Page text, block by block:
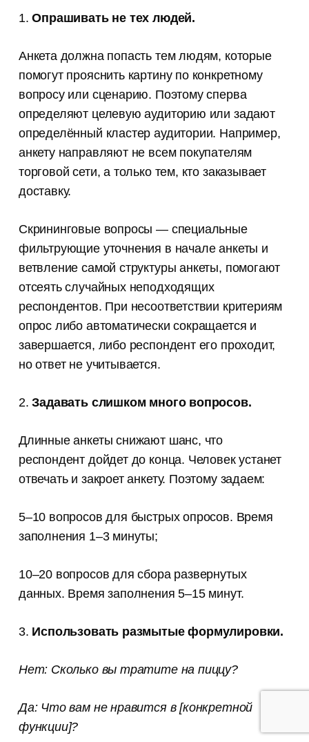
1.Опрашивать не тех людей.
Анкета должна попасть тем людям, которые
помогут прояснить картину по конкретному
вопросу или сценарию. Поэтому сперва
определяют целевую аудиторию или задают
определённый кластер аудитории. Например,
анкету направляют не всем покупателям
торговой сети, а только тем, кто заказывает
доставку.
Скрининговые вопросы — специальные
фильтрующие уточнения в начале анкеты и
ветвление самой структуры анкеты, помогают
отсеять случайных неподходящих
респондентов. При несоответствии критериям
опрос либо автоматически сокращается и
завершается, либо респондент его проходит,
но ответ не учитывается.
2.Задавать слишком много вопросов.
Длинные анкеты снижают шанс, что
респондент дойдет до конца. Человек устанет
отвечать и закроет анкету. Поэтому задаем:
5–10 вопросов для быстрых опросов. Время
заполнения 1–3 минуты;
10–20 вопросов для сбора развернутых
данных. Время заполнения 5–15 минут.
3. Использовать размытые формулировки.
Нет: Сколько вы тратите на пиццу?
Да: Что вам не нравится в [конкретной
функции]?